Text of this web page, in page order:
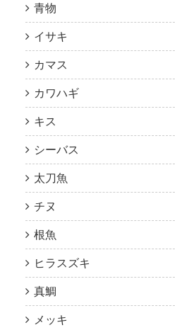
青物
イサキ
カマス
カワハギ
キス
シーバス
太刀魚
チヌ
根魚
ヒラスズキ
真鯛
メッキ